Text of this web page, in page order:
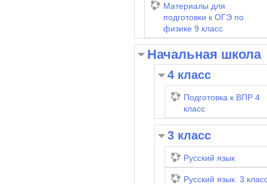
Материалы для
подготовки к ОГЭ по
физике 9 класс
Начальная школа
4 класс
Подготовка к ВПР 4
класс
3 класс
Русский язык
Русский язык. 3